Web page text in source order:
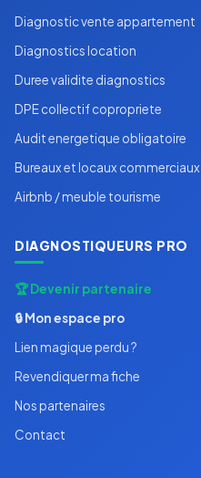
Diagnostic vente appartement
Diagnostics location
Duree validite diagnostics
DPE collectif copropriete
Audit energetique obligatoire
Bureaux et locaux commerciaux
Airbnb / meuble tourisme
DIAGNOSTIQUEURS PRO
🏆 Devenir partenaire
🔒 Mon espace pro
Lien magique perdu ?
Revendiquer ma fiche
Nos partenaires
Contact